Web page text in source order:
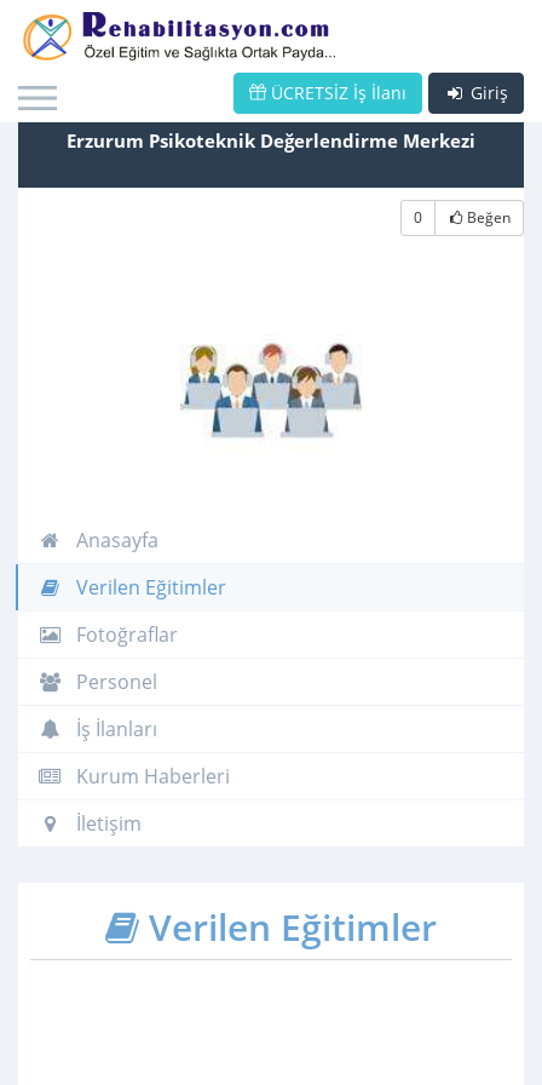
Giriş
ÜCRETSİZ İş İlanı
Erzurum Psikoteknik Değerlendirme Merkezi
0 Beğen
Anasayfa
Verilen Eğitimler
Fotoğraflar
Personel
İş İlanları
Kurum Haberleri
İletişim
Verilen Eğitimler